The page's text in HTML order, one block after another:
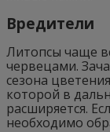
Вредители
Литопсы чаще
червецами.
сезона
которой в
расширяется.
необходимо